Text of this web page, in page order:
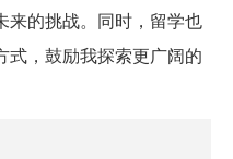
来的挑战。同时，留学也
式，鼓励我探索更广阔的